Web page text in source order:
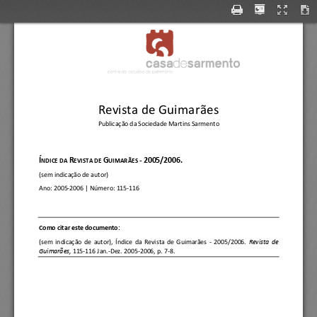
Revista de Guimarães
Publicação da Sociedade Martins Sarmento
Í NDICE DA R EVISTA DE G UIMARÃES
- 2005/2006.
(sem indicação de autor)
Ano: 2005-2006 | Número: 115-116
(sem  indicação  de  autor) Índice  da  Revista  de  Guimarães 2005/2006.
Guimarães, 115- 116 Jan.- Dez. 2005
- 2006, p. 7
-8.